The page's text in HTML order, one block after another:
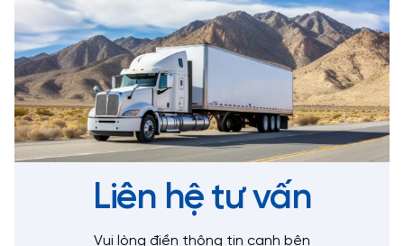
Liên hệ tư vấn
Vui lòng điền thông tin cạnh bên